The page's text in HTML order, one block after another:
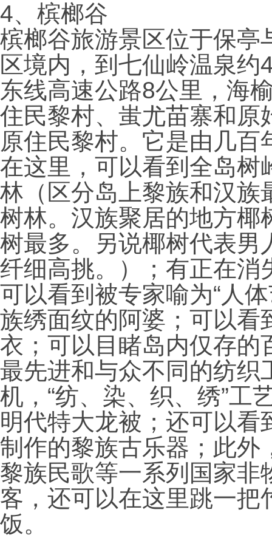
4、 槟榔谷
槟榔谷旅游景区位于保亭
区境内，到七仙岭温泉
东线高速公路8公里，海
住民黎村、蚩尤苗寨和原
原住民黎村。它是由几
在这里，可以看到全岛
林（区分岛上黎族和汉族
树林。汉族聚居的地方椰
树最多。另说椰树代表男
纤细高挑。）；有正在
可以看到被专家喻为“人
族绣面纹的阿婆；可以看
衣；可以目睹岛内仅存的
最先进和与众不同的纺
机，“纺、染、织、绣”工
明代特大龙被；还可以
制作的黎族古乐器；此外
黎族民歌等一系列国家非
客，还可以在这里跳一把
饭。